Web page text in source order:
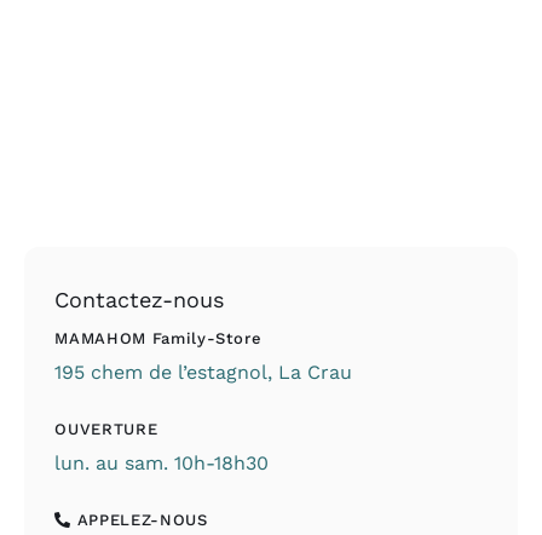
Contactez-nous
MAMAHOM Family-Store
195 chem de l’estagnol, La Crau
OUVERTURE
lun. au sam. 10h-18h30
APPELEZ-NOUS